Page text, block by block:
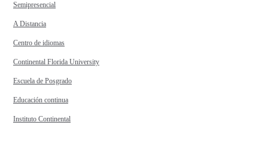
Semipresencial
A Distancia
Centro de idiomas
Continental Florida University
Escuela de Posgrado
Educación continua
Instituto Continental